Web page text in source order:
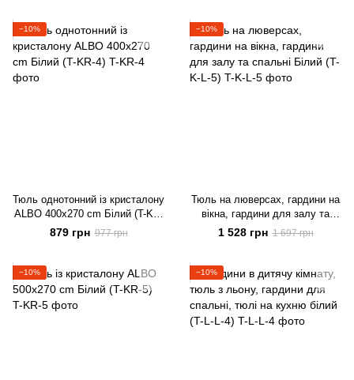
−10%
Тюль однотонний із кристалону
ALBO 400x270 cm Білий (T-KR-
4)
879 грн 977 грн
−10%
Тюль на люверсах, гардини на
вікна, гардини для залу та
спальні Білий (T-K-L-5)
1 528 грн 1 697 грн
−10% −10%